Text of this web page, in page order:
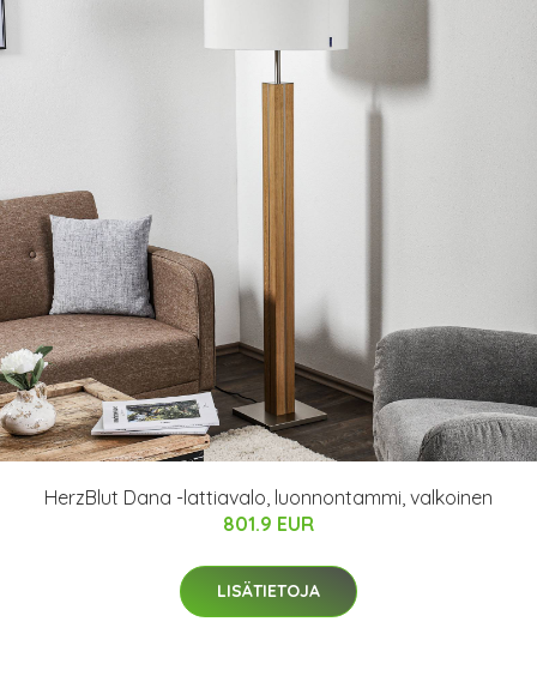
HerzBlut Dana -lattiavalo, luonnontammi, valkoinen
801.9 EUR
LISÄTIETOJA